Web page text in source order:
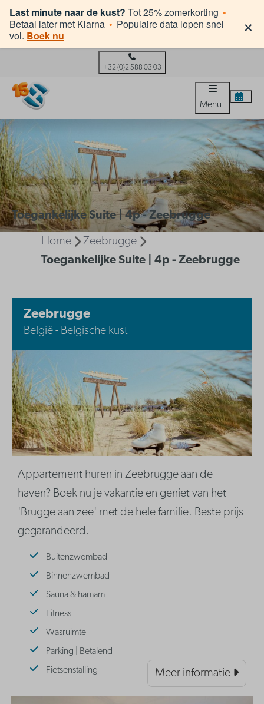
Last minute naar de kust? Tot 25% zomerkorting •
Betaal later met Klarna • Populaire data lopen snel
vol. Boek nu ×
+32 (0)2 588 03 03
Menu
Toegankelijke Suite | 4p - Zeebrugge
Home
Zeebrugge
Toegankelijke Suite | 4p - Zeebrugge
Zeebrugge
België - Belgische kust
Appartement huren in Zeebrugge aan de
haven? Boek nu je vakantie en geniet van het
'Brugge aan zee' met de hele familie. Beste prijs
gegarandeerd.
Buitenzwembad
Binnenzwembad
Sauna & hamam
Fitness
Wasruimte
Parking | Betalend
Fietsenstalling
Meer informatie